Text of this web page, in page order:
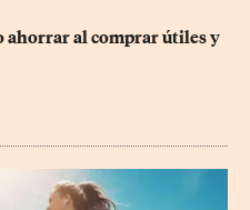
ahorrar al comprar útiles y